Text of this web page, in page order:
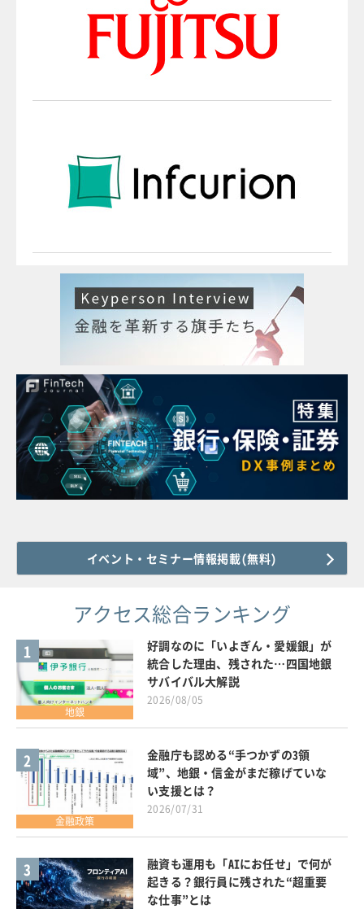
イベント・セミナー情報掲載(無料)
アクセス総合ランキング
1
地銀
好調なのに「いよぎん・愛媛銀」が
統合した理由、残された…四国地銀
サバイバル大解説
2026/08/05
2
金融政策
金融庁も認める“手つかずの3領
域”、地銀・信金がまだ稼げていな
い支援とは？
2026/07/31
3
融資も運用も「AIにお任せ」で何が
起きる？銀行員に残された“超重要
な仕事”とは